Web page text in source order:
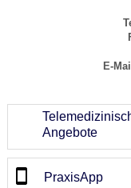
E-
Angebote
PraxisApp